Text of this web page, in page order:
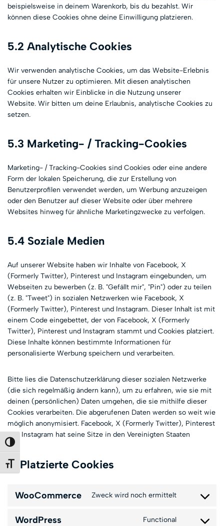
Umschalten auf hohe Kontraste
Schrift vergrößern
beispielsweise in deinem Warenkorb, bis du bezahlst. Wir
können diese Cookies ohne deine Einwilligung platzieren.
5.2 Analytische Cookies
Wir verwenden analytische Cookies, um das Website-Erlebnis
für unsere Nutzer zu optimieren. Mit diesen analytischen
Cookies erhalten wir Einblicke in die Nutzung unserer
Website. Wir bitten um deine Erlaubnis, analytische Cookies zu
setzen.
5.3 Marketing- / Tracking-Cookies
Marketing- / Tracking-Cookies sind Cookies oder eine andere
Form der lokalen Speicherung, die zur Erstellung von
Benutzerprofilen verwendet werden, um Werbung anzuzeigen
oder den Benutzer auf dieser Website oder über mehrere
Websites hinweg für ähnliche Marketingzwecke zu verfolgen.
5.4 Soziale Medien
Auf unserer Website haben wir Inhalte von Facebook, X
(Formerly Twitter), Pinterest und Instagram eingebunden, um
Webseiten zu bewerben (z. B. "Gefällt mir", "Pin") oder zu teilen
(z. B. "Tweet") in sozialen Netzwerken wie Facebook, X
(Formerly Twitter), Pinterest und Instagram. Dieser Inhalt ist mit
einem Code eingebettet, der von Facebook, X (Formerly
Twitter), Pinterest und Instagram stammt und Cookies platziert.
Diese Inhalte können bestimmte Informationen für
personalisierte Werbung speichern und verarbeiten.
Bitte lies die Datenschutzerklärung dieser sozialen Netzwerke
(die sich regelmäßig ändern kann), um zu erfahren, wie sie mit
deinen (persönlichen) Daten umgehen, die sie mithilfe dieser
Cookies verarbeiten. Die abgerufenen Daten werden so weit wie
möglich anonymisiert. Facebook, X (Formerly Twitter), Pinterest
und Instagram hat seine Sitze in den Vereinigten Staaten
6. Platzierte Cookies
WooCommerce Zweck wird noch ermittelt
WordPress Functional